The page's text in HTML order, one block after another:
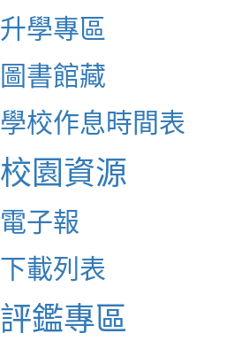
升學專區
圖書館藏
學校作息時間表
校園資源
電子報
下載列表
評鑑專區